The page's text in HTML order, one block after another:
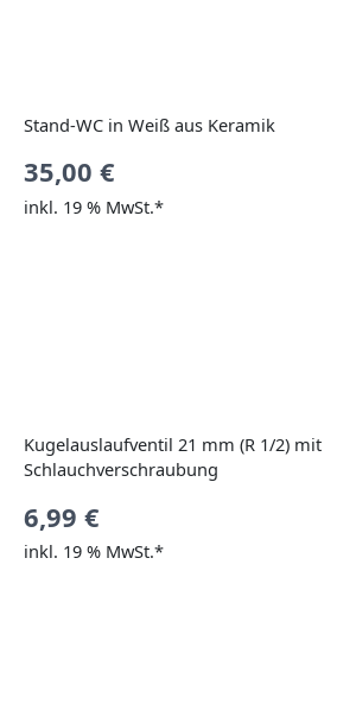
Stand-WC in Weiß aus Keramik
35,00 €
inkl. 19 % MwSt.*
Kugelauslaufventil 21 mm (R 1/2) mit
Schlauchverschraubung
6,99 €
inkl. 19 % MwSt.*